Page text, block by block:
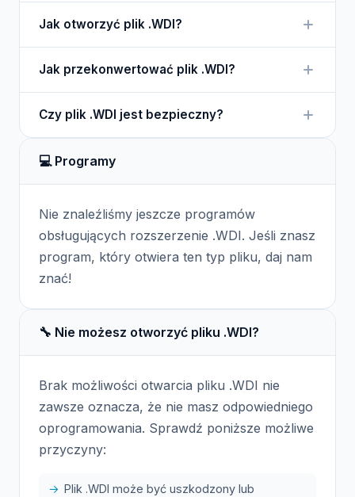
definicje i właściwości używane w aplikacjach
stworzonych w WINDEV.
Jak otworzyć plik .WDI?
gdzie można go edytować lub przeglądać.
Jak przekonwertować plik .WDI?
wymagają konwersji, ale mogą być używane w
innych projektach stworzonych w tym narzędziu.
Czy plik .WDI jest bezpieczny?
źródeł, aby zapewnić bezpieczeństwo aplikacji.
💻 Programy
Nie znaleźliśmy jeszcze programów
obsługujących rozszerzenie .WDI. Jeśli znasz
program, który otwiera ten typ pliku, daj nam
znać!
🔧 Nie możesz otworzyć pliku .WDI?
Brak możliwości otwarcia pliku .WDI nie
zawsze oznacza, że nie masz odpowiedniego
oprogramowania. Sprawdź poniższe możliwe
przyczyny:
Plik .WDI może być uszkodzony lub